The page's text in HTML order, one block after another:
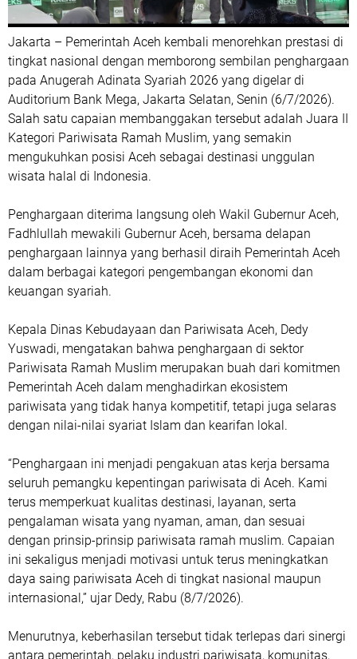
Jakarta – Pemerintah Aceh kembali menorehkan prestasi di
tingkat nasional dengan memborong sembilan penghargaan
pada Anugerah Adinata Syariah 2026 yang digelar di
Auditorium Bank Mega, Jakarta Selatan, Senin (6/7/2026).
Salah satu capaian membanggakan tersebut adalah Juara II
Kategori Pariwisata Ramah Muslim, yang semakin
mengukuhkan posisi Aceh sebagai destinasi unggulan
wisata halal di Indonesia.
Penghargaan diterima langsung oleh Wakil Gubernur Aceh,
Fadhlullah mewakili Gubernur Aceh, bersama delapan
penghargaan lainnya yang berhasil diraih Pemerintah Aceh
dalam berbagai kategori pengembangan ekonomi dan
keuangan syariah.
Kepala Dinas Kebudayaan dan Pariwisata Aceh, Dedy
Yuswadi, mengatakan bahwa penghargaan di sektor
Pariwisata Ramah Muslim merupakan buah dari komitmen
Pemerintah Aceh dalam menghadirkan ekosistem
pariwisata yang tidak hanya kompetitif, tetapi juga selaras
dengan nilai-nilai syariat Islam dan kearifan lokal.
“Penghargaan ini menjadi pengakuan atas kerja bersama
seluruh pemangku kepentingan pariwisata di Aceh. Kami
terus memperkuat kualitas destinasi, layanan, serta
pengalaman wisata yang nyaman, aman, dan sesuai
dengan prinsip-prinsip pariwisata ramah muslim. Capaian
ini sekaligus menjadi motivasi untuk terus meningkatkan
daya saing pariwisata Aceh di tingkat nasional maupun
internasional,” ujar Dedy, Rabu (8/7/2026).
Menurutnya, keberhasilan tersebut tidak terlepas dari sinergi
antara pemerintah, pelaku industri pariwisata, komunitas,